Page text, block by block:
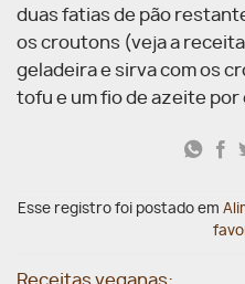
duas fatias de pão
os croutons (veja a receita
geladeira e sirva com os
tofu e um fio de azeite por
Esse registro foi postado em